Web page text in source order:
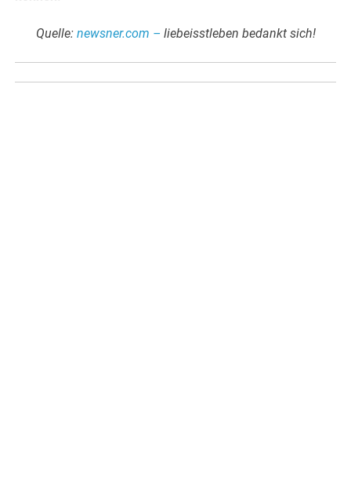
Quelle:newsner.com – liebeisstleben bedankt sich!